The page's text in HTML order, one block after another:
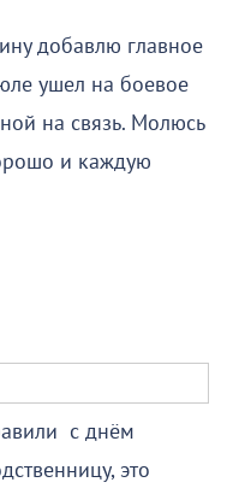
добавлю главное
ушел на боевое
на связь. Молюсь
и каждую
с днём
это